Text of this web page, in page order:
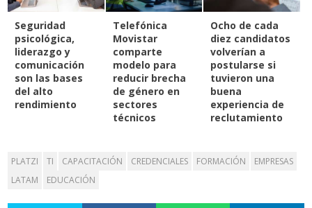
Seguridad
psicológica,
liderazgo y
comunicación
son las bases
del alto
rendimiento
Telefónica
Movistar
comparte
modelo para
reducir brecha
de género en
sectores
técnicos
Ocho de cada
diez candidatos
volverían a
postularse si
tuvieron una
buena
experiencia de
reclutamiento
PLATZI TI CAPACITACIÓN CREDENCIALES FORMACIÓN
EMPRESAS
LATAM
EDUCACIÓN